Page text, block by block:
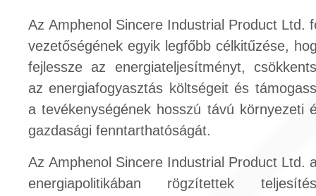
Az Amphenol Sincere Industrial Product Ltd.
vezetőségének egyik legfőbb célkitűzése,
fejlessze az energiateljesítményt,
az energiafogyasztás költségeit és
a tevékenységének hosszú távú környezeti
gazdasági fenntarthatóságát.
Az Amphenol Sincere Industrial Product Ltd.
energiapolitikában rögzítettek